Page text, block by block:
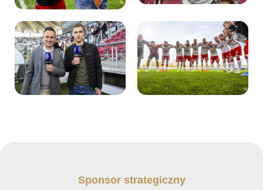
Sponsor strategiczny